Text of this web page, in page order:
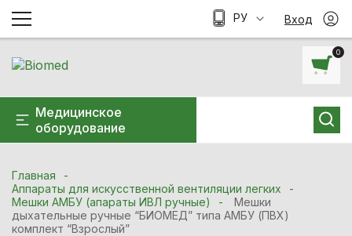
0
Медицинское
оборудование
РУ Вход
Главная
Аппараты для искусственной вентиляции легких
Мешки АМБУ (апараты ИВЛ ручные)
Мешки
дыхательные ручные “БИОМЕД” типа АМБУ (ПВХ)
комплект “Взрослый”